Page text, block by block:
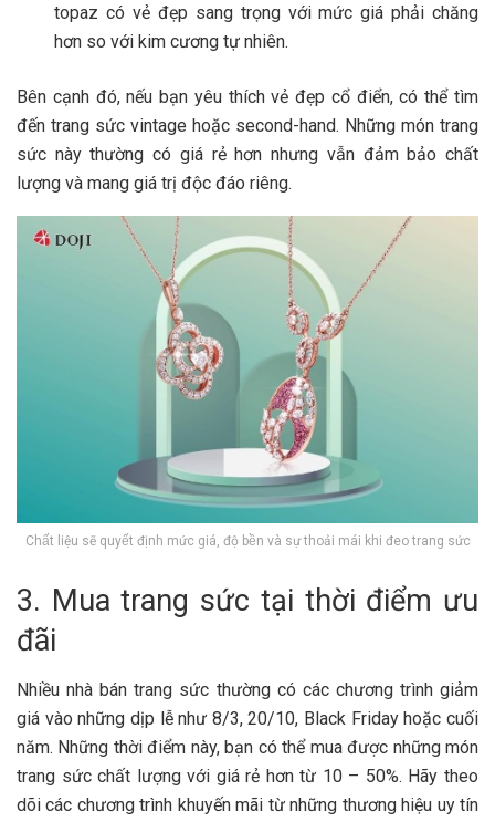
topaz có vẻ đẹp sang trọng với mức giá phải chăng
hơn so với kim cương tự nhiên.
Bên cạnh đó, nếu bạn yêu thích vẻ đẹp cổ điển, có thể tìm
đến trang sức vintage hoặc second-hand. Những món trang
sức này thường có giá rẻ hơn nhưng vẫn đảm bảo chất
lượng và mang giá trị độc đáo riêng.
Chất liệu sẽ quyết định mức giá, độ bền và sự thoải mái khi đeo trang sức
3. Mua trang sức tại thời điểm ưu
đãi
Nhiều nhà bán trang sức thường có các chương trình giảm
giá vào những dịp lễ như 8/3, 20/10, Black Friday hoặc cuối
năm. Những thời điểm này, bạn có thể mua được những món
trang sức chất lượng với giá rẻ hơn từ 10 – 50%. Hãy theo
dõi các chương trình khuyến mãi từ những thương hiệu uy tín